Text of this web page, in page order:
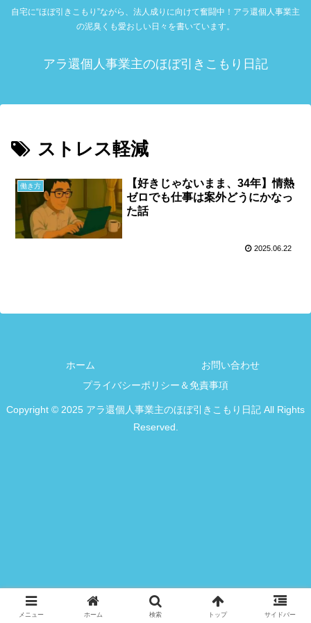
自宅に“ほぼ引きこもり”ながら、法人成りに向けて奮闘中！アラ還個人事業主
の泥臭くも愛おしい日々を書いています。
アラ還個人事業主のほぼ引きこもり日記
ストレス軽減
働き方
【好きじゃないまま、34年】情熱
ゼロでも仕事は案外どうにかなっ
た話
2025.06.22
ホーム
お問い合わせ
プライバシーポリシー＆免責事項
Copyright © 2025 アラ還個人事業主のほぼ引きこもり日記 All Rights
Reserved.
メニュー ホーム 検索 トップ サイドバー